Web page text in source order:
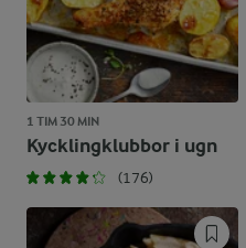
1 TIM 30 MIN
Kycklingklubbor i ugn
(176)